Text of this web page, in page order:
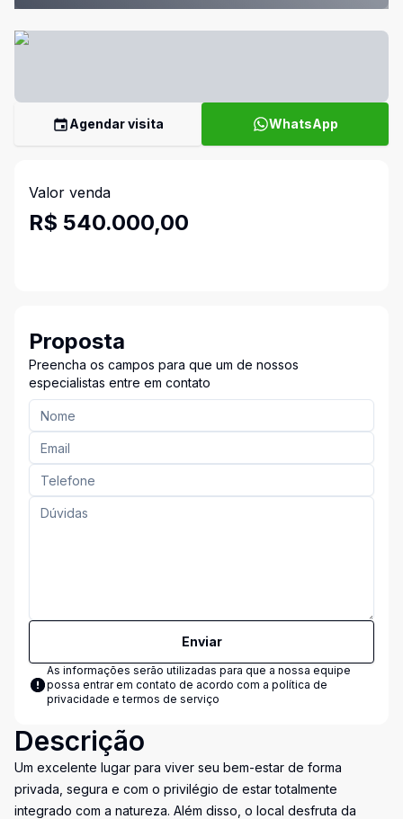
Agendar visita WhatsApp
Valor venda
R$ 540.000,00
Proposta
Preencha os campos para que um de nossos
especialistas entre em contato
Enviar
As informações serão utilizadas para que a nossa equipe
possa entrar em contato de acordo com a política de
privacidade e termos de serviço
Descrição
Um excelente lugar para viver seu bem-estar de forma
privada, segura e com o privilégio de estar totalmente
integrado com a natureza. Além disso, o local desfruta da